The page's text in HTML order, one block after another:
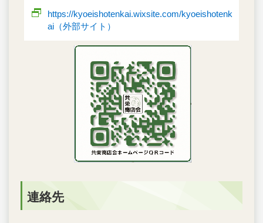
https://kyoeishotenkai.wixsite.com/kyoeishotenk
ai（外部サイト）
連絡先